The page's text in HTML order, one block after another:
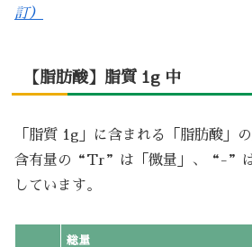
訂）
【脂肪酸】脂質 1g 中
「脂質 1g」に含まれる「脂肪酸」
含有量の“Tr”は「微量」、“-”は
しています。
総量